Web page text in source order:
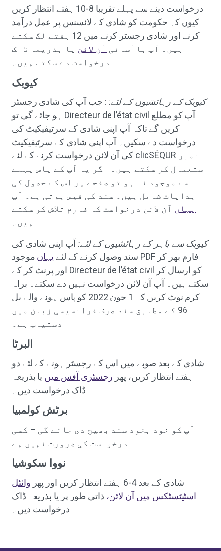
درخواست دینے سے پہلے تقریبا 8-10 ہفتے انتظار کریں
کیوں کہ حکومت کو شادی کے لائسنس پر عمل درآمد
کرنے اور شادی رجسٹر کرنے میں 12 ہفتے لگ سکتے
ہیں۔ آپ باآسانی آن لائن یا بذریعہ ڈاک
درخواست دے سکتے ہیں۔
کیوبک
کیوبک کے رہائشیوں کے لئے: : جب آپ کی شادی رجسٹر
ہو جائے گی تو Directeur de l’état civil آپ کو مطلع
کریں گے تاکہ آپ اپنی شادی کے سرٹیفیکیٹ کی
درخواست دے سکیں۔ آپ اپنی شادی کے سرٹیفیکیٹ
کی آن لائن درخواست کرنے کے لئے clicSÉQUR نمبر
استعمال کر سکتے ہیں۔ اگر یہ آپ کے پاس پہلے
سے موجود نہ ہو تو صفحے پر اس کے حصول کی
ہدایات شامل ہیں۔ سند کی فیس ہوتی ہے۔ آپ
یہاں آن لائن درخواست کا فارم تلاش کر سکتے
ہیں۔
کیوبک سے باہر کے رہائشیوں کے لئے: آپ اپنی شادی کی
سند وصول کرنے کے لئے یہاں موجود PDF فارم بھر کر
اور پرنٹ کر کے Directeur de l’état civil کو ارسال کر
سکتے ہیں۔ آپ آن لائن درخواست نہیں دے سکتے۔ براہ
کرم نوٹ کریں کہ 1 جون 2022 کو پاس ہونے والے بل
96 کے مطابق سند صرف فرانسیسی زبان میں
دستیاب ہے۔
البرٹا
شادی کے بعد صوبے میں اس کے رجسٹر ہونے کے لئے دو
ہفتے انتظار کریں، پھر رجسٹری آفس میں یا بذریعہ
ڈاک درخواست دیں۔
برٹش کولمبیا
آپ کو خود بخود سند بھیج دی جائے گی – کسی
درخواست کی ضرورت نہیں ہے
نووا سکوشیا
شادی کے بعد 4-6 ہفتے انتظار کریں اور پھر
وائٹل
اسٹیٹسٹکس میں آن لائن، ذاتی طور پر یا بذریعہ ڈاک
درخواست دیں۔